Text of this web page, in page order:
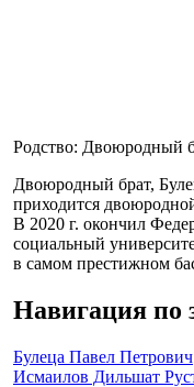
Родство: Двоюродный
Двоюродный брат,
приходится
В 2020 г. окончил
социальный
в самом престижном
Навигация по
Булеца Павел Петрович
Исмаилов Дильшат